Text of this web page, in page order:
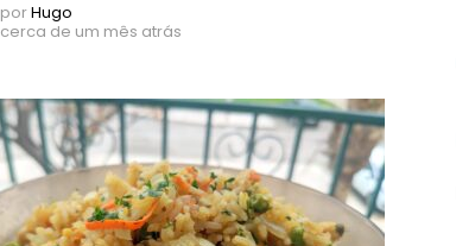
porHugo
cerca de um mês atrás